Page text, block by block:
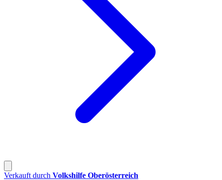
Verkauft durch Volkshilfe Oberösterreich